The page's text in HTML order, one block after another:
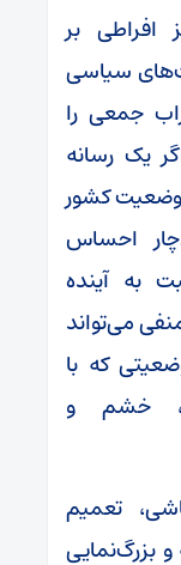
افراطی بر
سیاسی
جمعی را
یک رسانه
وضعیت کشور
احساس
به آینده
می‌تواند
که با
خشم و
تعمیم
بزرگ‌نمایی